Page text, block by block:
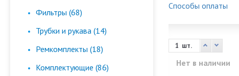
Фильтры (68)
Трубки и рукава (14)
Ремкомплекты (18)
Комплектующие (86)
Способы оплаты
шт.
Нет в наличии